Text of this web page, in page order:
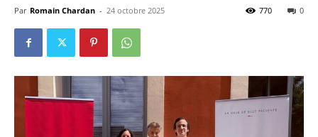
Par Romain Chardan - 24 octobre 2025 0
770